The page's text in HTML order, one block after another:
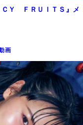
ＣＹ ＦＲＵＩＴＳ』メ
画